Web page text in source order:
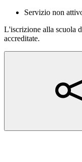
Servizio non
L'iscrizione alla scuola
accreditate.